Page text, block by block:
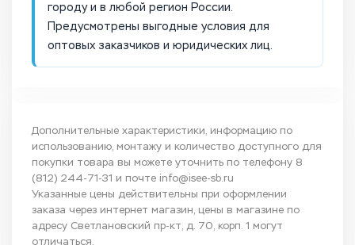
городу и в любой регион России.
Предусмотрены выгодные условия для
оптовых заказчиков и юридических лиц.
Дополнительные характеристики, информацию по
использованию, монтажу и количество доступного для
покупки товара вы можете уточнить по телефону 8
(812) 244-71-31 и почте info@isee-sb.ru
Указанные цены действительны при оформлении
заказа через интернет магазин, цены в магазине по
адресу Светлановский пр-кт, д. 70, корп. 1 могут
отличаться.